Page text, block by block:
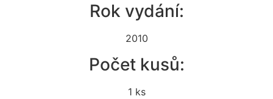
Rok vydání:
2010
Počet kusů:
1 ks